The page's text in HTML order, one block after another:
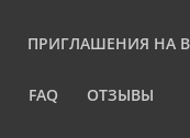
ПРИГЛАШЕНИЯ НА
FAQ ОТЗЫВЫ